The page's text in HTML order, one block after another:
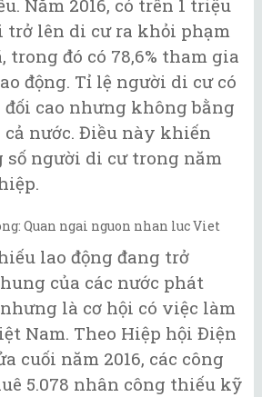
Năm 2016, có trên 1 triệu
trở lên di cư ra khỏi phạm
trong đó có 78,6% tham gia
động. Tỉ lệ người di cư có
cao nhưng không bằng
nước. Điều này khiến
số người di cư trong năm
lao động đang trở
của các nước phát
là cơ hội có việc làm
Nam. Theo Hiệp hội Điện
cuối năm 2016, các công
5.078 nhân công thiếu kỹ